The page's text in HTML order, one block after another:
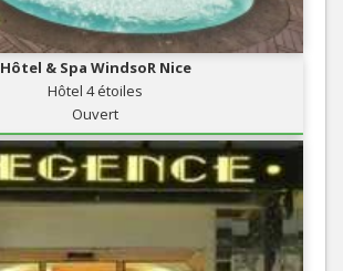
Hôtel & Spa WindsoR Nice
Hôtel 4 étoiles
Ouvert